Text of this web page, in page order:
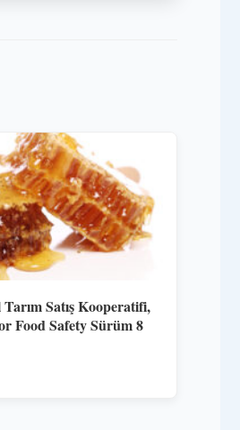
Tarım Satış Kooperatifi,
Food Safety Sürüm 8